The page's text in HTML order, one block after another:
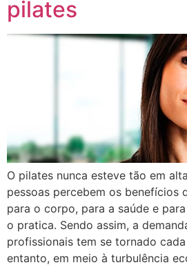
pilates
O pilates nunca esteve tão em
pessoas percebem os benefícios
para o corpo, para a saúde e
o pratica. Sendo assim, a
profissionais tem se tornado
entanto, em meio à turbulência